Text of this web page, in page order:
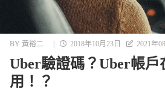
BY 黃裕二 | 2018年10月23日 2021年
Uber驗證碼？Uber帳戶
用！？